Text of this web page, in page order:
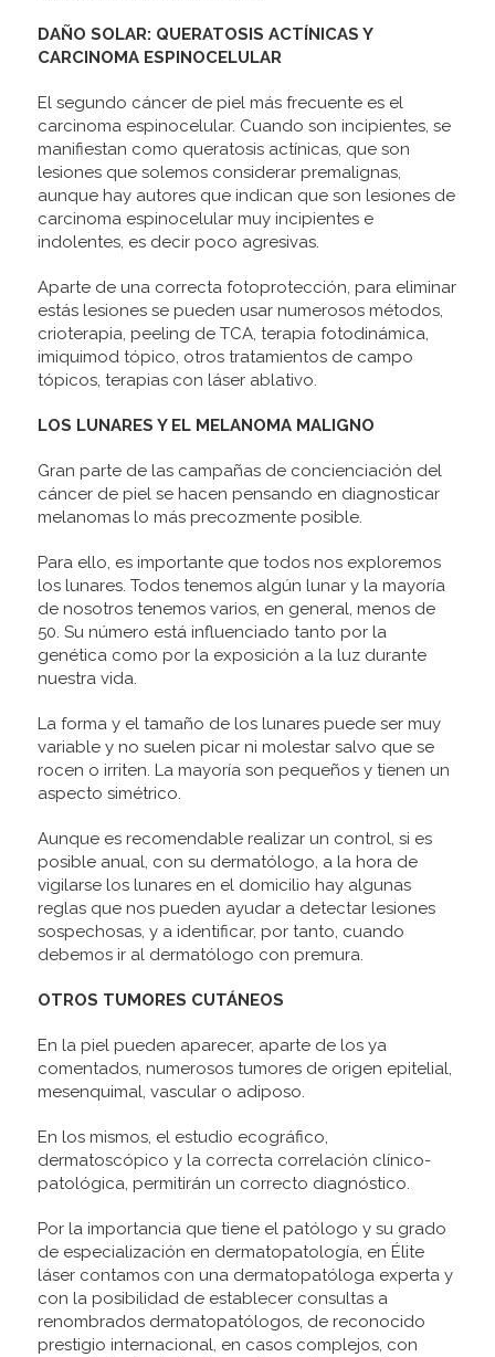
DAÑO SOLAR: QUERATOSIS ACTÍNICAS Y
CARCINOMA ESPINOCELULAR
El segundo cáncer de piel más frecuente es el
carcinoma espinocelular. Cuando son incipientes, se
manifiestan como queratosis actínicas, que son
lesiones que solemos considerar premalignas,
aunque hay autores que indican que son lesiones de
carcinoma espinocelular muy incipientes e
indolentes, es decir poco agresivas.
Aparte de una correcta fotoprotección, para eliminar
estás lesiones se pueden usar numerosos métodos,
crioterapia, peeling de TCA, terapia fotodinámica,
imiquimod tópico, otros tratamientos de campo
tópicos, terapias con láser ablativo.
LOS LUNARES Y EL MELANOMA MALIGNO
Gran parte de las campañas de concienciación del
cáncer de piel se hacen pensando en diagnosticar
melanomas lo más precozmente posible.
Para ello, es importante que todos nos exploremos
los lunares. Todos tenemos algún lunar y la mayoría
de nosotros tenemos varios, en general, menos de
50. Su número está influenciado tanto por la
genética como por la exposición a la luz durante
nuestra vida.
La forma y el tamaño de los lunares puede ser muy
variable y no suelen picar ni molestar salvo que se
rocen o irriten. La mayoría son pequeños y tienen un
aspecto simétrico.
Aunque es recomendable realizar un control, si es
posible anual, con su dermatólogo, a la hora de
vigilarse los lunares en el domicilio hay algunas
reglas que nos pueden ayudar a detectar lesiones
sospechosas, y a identificar, por tanto, cuando
debemos ir al dermatólogo con premura.
OTROS TUMORES CUTÁNEOS
En la piel pueden aparecer, aparte de los ya
comentados, numerosos tumores de origen epitelial,
mesenquimal, vascular o adiposo.
En los mismos, el estudio ecográfico,
dermatoscópico y la correcta correlación clínico-
patológica, permitirán un correcto diagnóstico.
Por la importancia que tiene el patólogo y su grado
de especialización en dermatopatología, en Élite
láser contamos con una dermatopatóloga experta y
con la posibilidad de establecer consultas a
renombrados dermatopatólogos, de reconocido
prestigio internacional, en casos complejos, con